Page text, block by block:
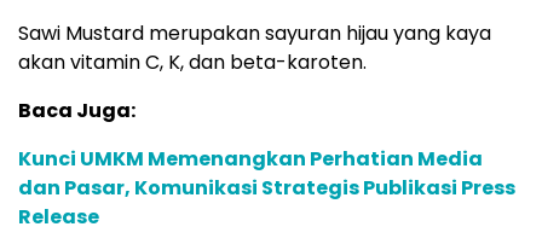
Sawi Mustard merupakan sayuran hijau yang kaya
akan vitamin C, K, dan beta-karoten.
Baca Juga:
Kunci UMKM Memenangkan Perhatian Media
dan Pasar, Komunikasi Strategis Publikasi Press
Release